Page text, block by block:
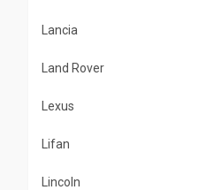
Lancia
Land Rover
Lexus
Lifan
Lincoln